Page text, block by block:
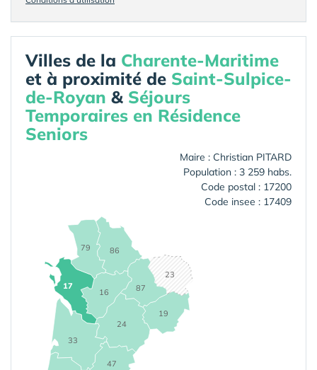
Villes de la Charente-Maritime
et à proximité de Saint-Sulpice-
de-Royan & Séjours
Temporaires en Résidence
Seniors
Maire : Christian PITARD
Population : 3 259 habs.
Code postal : 17200
Code insee : 17409
16
17
19
23
24
33
47
79 86
87